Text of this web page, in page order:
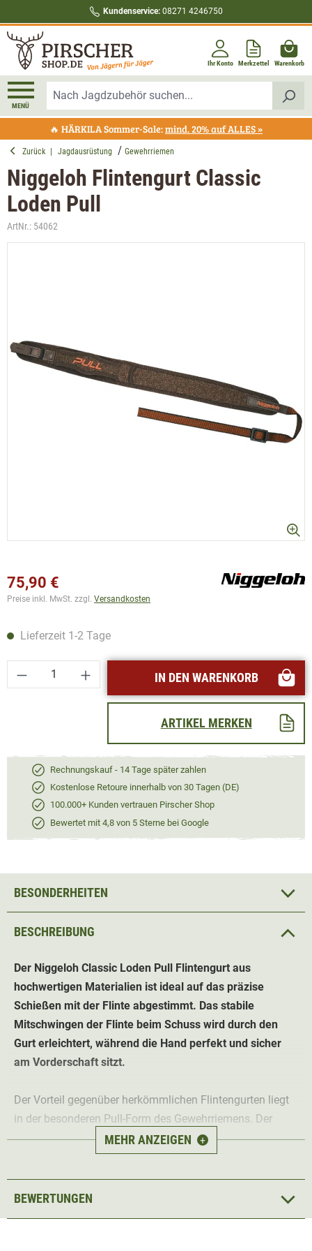
Kundenservice: 08271 4246750
Ihr Konto Merkzettel Warenkorb
MENÜ
🔥 HÄRKILA Sommer-Sale:mind. 20% auf ALLES »
Zurück Jagdausrüstung Gewehrriemen
Niggeloh Flintengurt Classic
Loden Pull
ArtNr.: 54062
75,90 €
Preise inkl. MwSt. zzgl. Versandkosten
Lieferzeit 1-2 Tage
Produkt Anzahl: Gib den gewünschten
IN DEN WARENKORB
ARTIKEL MERKEN
Rechnungskauf - 14 Tage später zahlen
Kostenlose Retoure innerhalb von 30 Tagen (DE)
100.000+ Kunden vertrauen Pirscher Shop
Bewertet mit 4,8 von 5 Sterne bei Google
BESCHREIBUNG
Der Niggeloh Classic Loden Pull Flintengurt aus
hochwertigen Materialien ist ideal auf das präzise
Schießen mit der Flinte abgestimmt. Das stabile
Mitschwingen der Flinte beim Schuss wird durch den
Gurt erleichtert, während die Hand perfekt und sicher
am Vorderschaft sitzt.
Der Vorteil gegenüber herkömmlichen Flintengurten liegt
in der besonderen Pull-Form des Gewehrriemens. Der
wellenförmige Pull-Bereich sorgt beim Schießen dafür,
dass der Vorderschaft optimal stabilisiert wird und sicher
Unterseite bieten besten Grip und einen sicheren Griff,
MEHR ANZEIGEN +
BESONDERHEITEN
BEWERTUNGEN